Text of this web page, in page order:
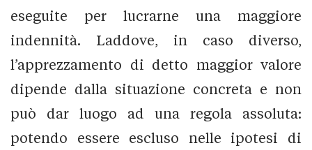
eseguite per lucrarne una maggiore
indennità. Laddove, in caso diverso,
l’apprezzamento di detto maggior valore
dipende dalla situazione concreta e non
può dar luogo ad una regola assoluta:
potendo essere escluso nelle ipotesi di